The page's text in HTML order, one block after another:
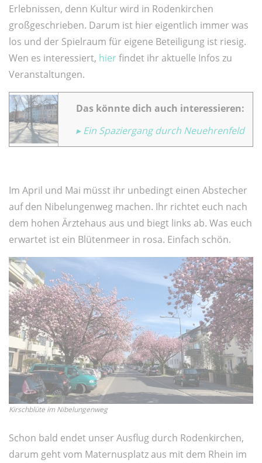
Erlebnissen, denn Kultur wird in Rodenkirchen
großgeschrieben. Darum ist hier eigentlich immer was
los und der Spielraum für eigene Beteiligung ist riesig.
Wen es interessiert, hierfindet ihr aktuelle Infos zu
Veranstaltungen.
Das könnte dich auch interessieren:
▸ Ein Spaziergang durch Neuehrenfeld
Im April und Mai müsst ihr unbedingt einen Abstecher
auf den Nibelungenweg machen. Ihr richtet euch nach
dem hohen Ärztehaus aus und biegt links ab. Was euch
erwartet ist ein Blütenmeer in rosa. Einfach schön.
Kirschblüte im Nibelungenweg
Schon bald endet unser Ausflug durch Rodenkirchen,
darum geht vom Maternusplatz aus mit dem Rhein im